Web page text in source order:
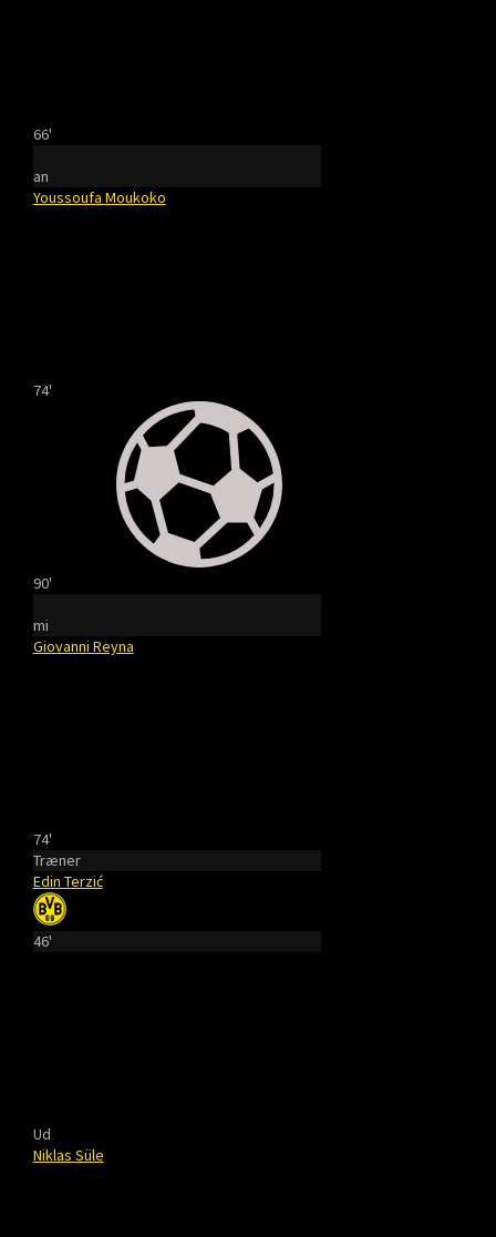
66'
an
Youssoufa Moukoko
74'
90'
mi
Giovanni Reyna
74'
Træner
Edin Terzić
46'
Ud
Niklas Süle